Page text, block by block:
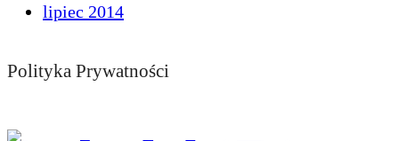
lipiec 2014
Polityka Prywatności